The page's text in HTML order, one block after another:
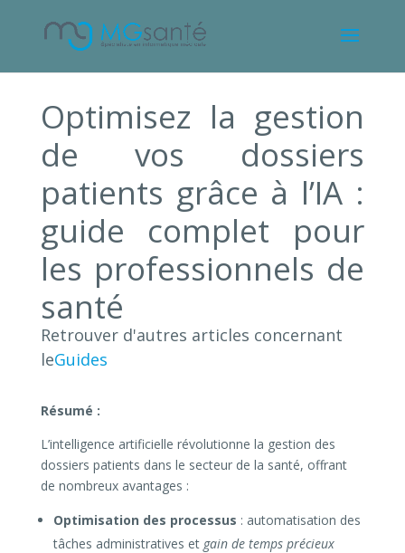
Optimisez la gestion
de vos dossiers
patients grâce à l’IA :
guide complet pour
les professionnels de
santé
Retrouver d'autres articles concernant
leGuides
Résumé :
L’intelligence artificielle révolutionne la gestion des
dossiers patients dans le secteur de la santé, offrant
de nombreux avantages :
Optimisation des processus : automatisation des
tâches administratives et gain de temps précieux